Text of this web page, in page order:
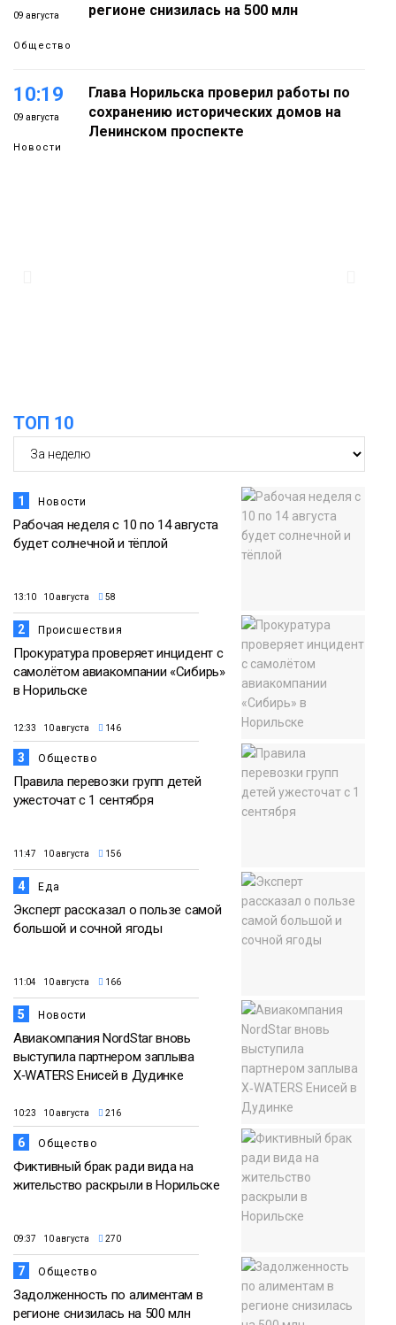
09 августа
Общество
регионе снизилась на 500 млн
10:19
09 августа
Новости
Глава Норильска проверил работы по
сохранению исторических домов на
Ленинском проспекте
ТОП 10
1 Новости
Рабочая неделя с 10 по 14 августа
будет солнечной и тёплой
13:10 10 августа 58
2 Происшествия
Прокуратура проверяет инцидент с
самолётом авиакомпании «Сибирь»
в Норильске
12:33 10 августа 146
3 Общество
Правила перевозки групп детей
ужесточат с 1 сентября
11:47 10 августа 156
4 Еда
Эксперт рассказал о пользе самой
большой и сочной ягоды
11:04 10 августа 166
5 Новости
Авиакомпания NordStar вновь
выступила партнером заплыва
X‑WATERS Енисей в Дудинке
10:23 10 августа 216
6 Общество
Фиктивный брак ради вида на
жительство раскрыли в Норильске
09:37 10 августа 270
7 Общество
Задолженность по алиментам в
регионе снизилась на 500 млн